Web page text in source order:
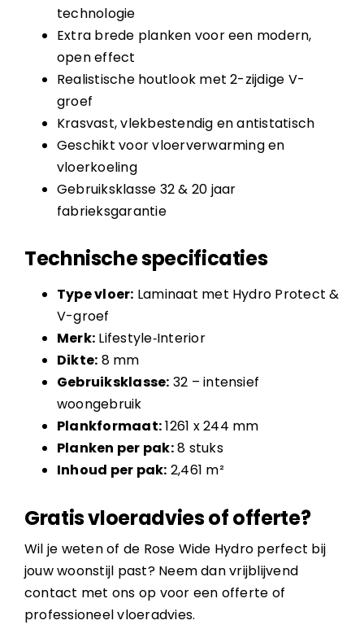
technologie
Extra brede planken voor een modern,
open effect
Realistische houtlook met 2-zijdige V-
groef
Krasvast, vlekbestendig en antistatisch
Geschikt voor vloerverwarming en
vloerkoeling
Gebruiksklasse 32 & 20 jaar
fabrieksgarantie
Technische specificaties
Type vloer: Laminaat met Hydro Protect &
V-groef
Merk: Lifestyle‑Interior
Dikte: 8 mm
Gebruiksklasse: 32 – intensief
woongebruik
Plankformaat:1261 x 244 mm
Planken per pak:8 stuks
Inhoud per pak: 2,461 m²
Gratis vloeradvies of offerte?
Wil je weten of de Rose Wide Hydro perfect bij
jouw woonstijl past? Neem dan vrijblijvend
contact met ons op voor een offerte of
professioneel vloeradvies.